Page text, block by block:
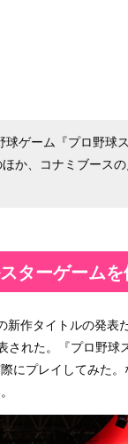
ゲーム『プロ野球
か、コナミブース
ターゲームを
作タイトルの発表
れた。『プロ野球
にプレイしてみた